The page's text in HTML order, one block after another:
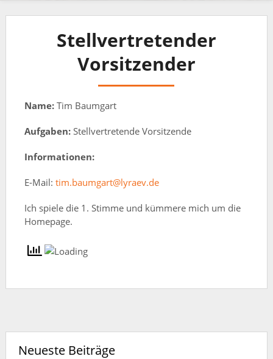
Stellvertretender
Vorsitzender
Name:Tim Baumgart
Aufgaben: Stellvertretende Vorsitzende
Informationen:
E-Mail: tim.baumgart@lyraev.de
Ich spiele die 1. Stimme und kümmere mich um die
Homepage.
Neueste Beiträge